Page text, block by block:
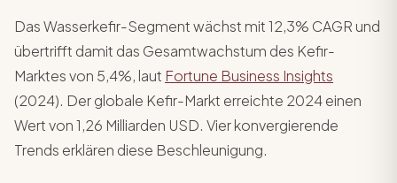
Das Wasserkefir-Segment wächst mit 12,3% CAGR und
übertrifft damit das Gesamtwachstum des Kefir-
Marktes von 5,4%, laut Fortune Business Insights
(2024). Der globale Kefir-Markt erreichte 2024 einen
Wert von 1,26 Milliarden USD. Vier konvergierende
Trends erklären diese Beschleunigung.